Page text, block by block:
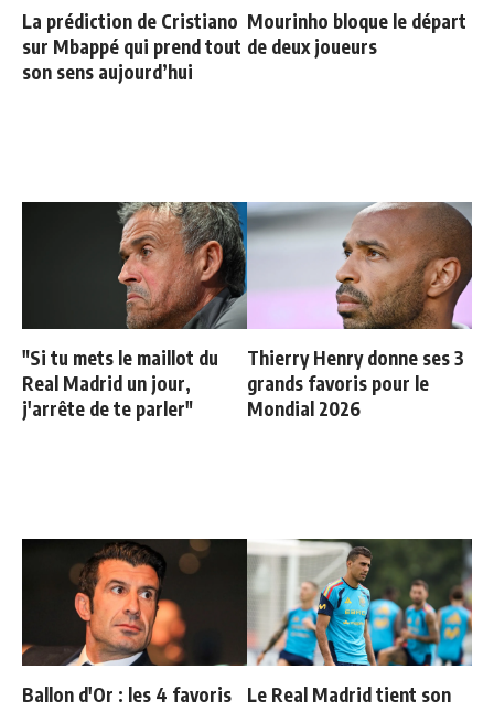
La prédiction de Cristiano
sur Mbappé qui prend tout
son sens aujourd’hui
Mourinho bloque le départ
de deux joueurs
"Si tu mets le maillot du
Real Madrid un jour,
j'arrête de te parler"
Thierry Henry donne ses 3
grands favoris pour le
Mondial 2026
Ballon d'Or : les 4 favoris
Le Real Madrid tient son